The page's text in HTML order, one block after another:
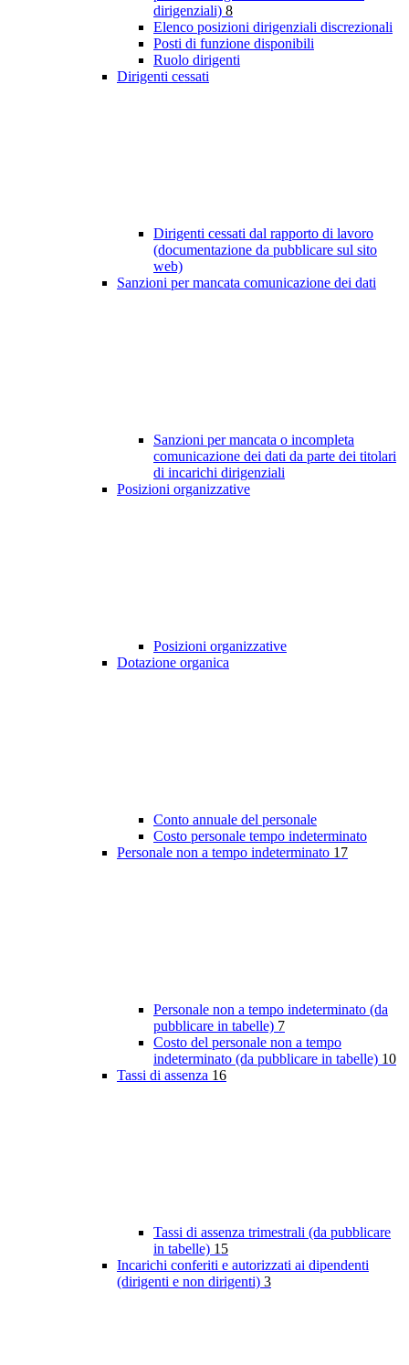
dirigenziali) 8
Elenco posizioni dirigenziali discrezionali
Posti di funzione disponibili
Ruolo dirigenti
Dirigenti cessati
Dirigenti cessati dal rapporto di lavoro
(documentazione da pubblicare sul sito
web)
Sanzioni per mancata comunicazione dei dati
Sanzioni per mancata o incompleta
comunicazione dei dati da parte dei titolari
di incarichi dirigenziali
Posizioni organizzative
Posizioni organizzative
Dotazione organica
Conto annuale del personale
Costo personale tempo indeterminato
Personale non a tempo indeterminato 17
Personale non a tempo indeterminato (da
pubblicare in tabelle) 7
Costo del personale non a tempo
indeterminato (da pubblicare in tabelle) 10
Tassi di assenza 16
Tassi di assenza trimestrali (da pubblicare
in tabelle) 15
Incarichi conferiti e autorizzati ai dipendenti
(dirigenti e non dirigenti) 3